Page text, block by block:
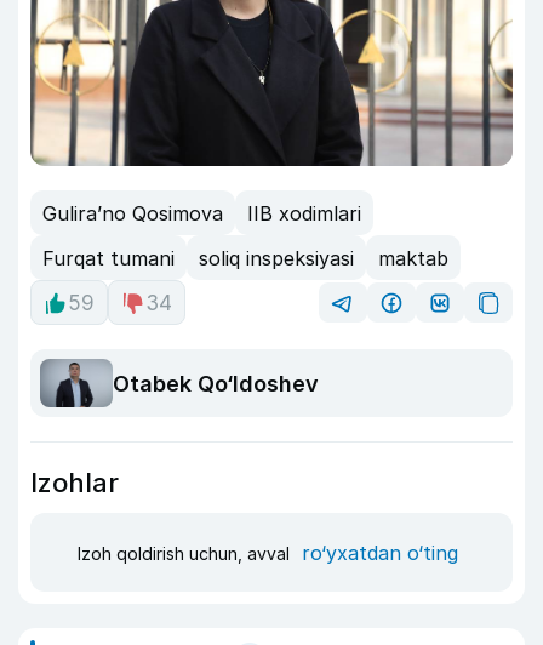
Guliraʼno Qosimova
IIB xodimlari
Furqat tumani
soliq inspeksiyasi
maktab
59
34
Otabek Qo‘ldoshev
Izohlar
Izoh qoldirish uchun, avval ro‘yxatdan o‘ting